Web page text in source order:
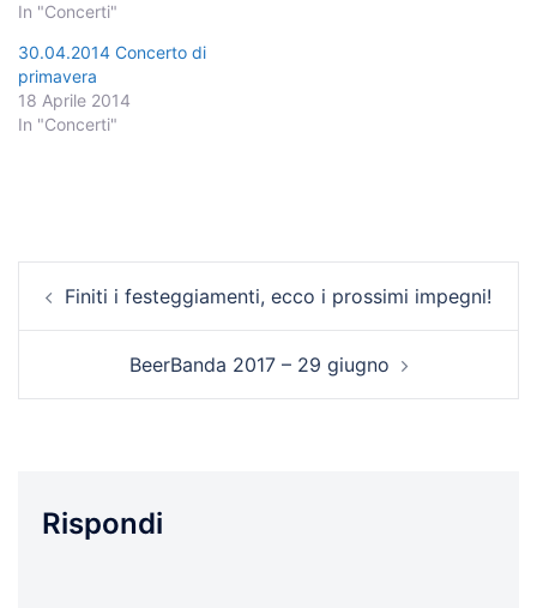
In "Concerti"
30.04.2014 Concerto di
primavera
18 Aprile 2014
In "Concerti"
articolo
Finiti i festeggiamenti, ecco i prossimi impegni!
BeerBanda 2017 – 29 giugno
Rispondi